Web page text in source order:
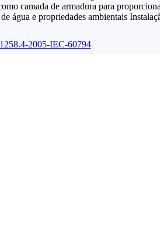
camada de armadura para
água e propriedades ambientais